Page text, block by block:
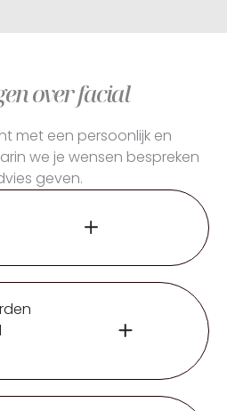
over facial
met een persoonlijk en
we je wensen bespreken
geven.